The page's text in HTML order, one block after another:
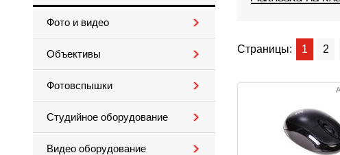
Фото и видео
Объективы
Фотовспышки
Студийное оборудование
Видео оборудование
Страницы: 1 2